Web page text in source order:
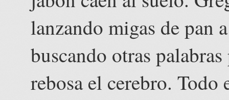
lanzando migas de pan
buscando otras
rebosa el cerebro. Todo